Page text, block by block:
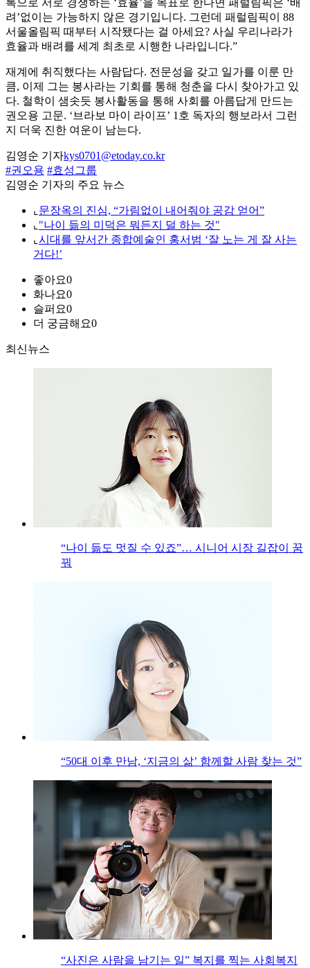
록으로 서로 경쟁하는 ‘효율’을 목표로 한다면 패럴림픽은 ‘배
려’없이는 가능하지 않은 경기입니다. 그런데 패럴림픽이 88
서울올림픽 때부터 시작됐다는 걸 아세요? 사실 우리나라가
효율과 배려를 세계 최초로 시행한 나라입니다.”
재계에 취직했다는 사람답다. 전문성을 갖고 일가를 이룬 만
큼, 이제 그는 봉사라는 기회를 통해 청춘을 다시 찾아가고 있
다. 철학이 샘솟듯 봉사활동을 통해 사회를 아름답게 만드는
권오용 고문. ‘브라보 마이 라이프’ 1호 독자의 행보라서 그런
지 더욱 진한 여운이 남는다.
김영순 기자kys0701@etoday.co.kr
#권오용 #효성그룹
김영순 기자의 주요 뉴스
⌞ 문장옥의 진심, “가림없이 내어줘야 공감 얻어”
⌞ "나이 듦의 미덕은 뭐든지 덜 하는 것"
⌞ 시대를 앞서간 종합예술인 홍서범 ‘잘 노는 게 잘 사는
거다!’
좋아요0
화나요0
슬퍼요0
더 궁금해요0
최신뉴스
“나이 듦도 멋질 수 있죠”… 시니어 시장 길잡이 꿈
꿔
“50대 이후 만남, ‘지금의 삶’ 함께할 사람 찾는 것”
“사진은 사람을 남기는 일” 복지를 찍는 사회복지